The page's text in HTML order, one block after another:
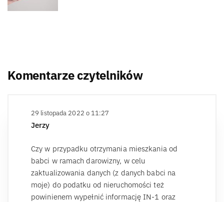
Komentarze czytelników
29 listopada 2022 o 11:27
Jerzy
Czy w przypadku otrzymania mieszkania od
babci w ramach darowizny, w celu
zaktualizowania danych (z danych babci na
moje) do podatku od nieruchomości też
powinienem wypełnić informację IN-1 oraz